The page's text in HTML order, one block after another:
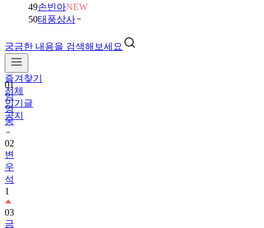
49손빈아NEW
50태풍상사
궁금한 내용을 검색해보세요
즐겨찾기
전체
인기글
공지
01
임
영
웅
02
변
우
석
1
03
금
타